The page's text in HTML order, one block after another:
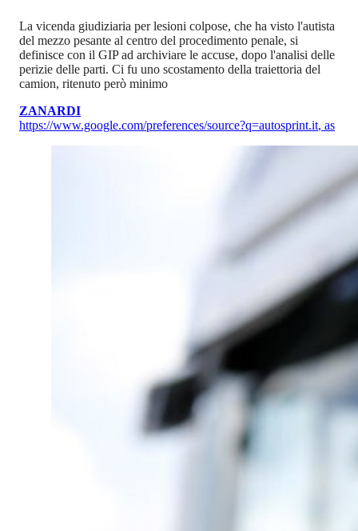
La vicenda giudiziaria per lesioni colpose, che ha visto l'autista
del mezzo pesante al centro del procedimento penale, si
definisce con il GIP ad archiviare le accuse, dopo l'analisi delle
perizie delle parti. Ci fu uno scostamento della traiettoria del
camion, ritenuto però minimo
ZANARDI
https://www.google.com/preferences/source?q=autosprint.it, as